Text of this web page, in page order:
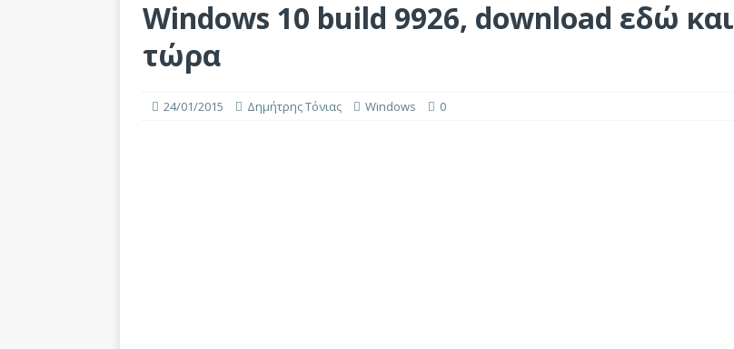
Windows 10 build 9926, download εδώ και
τώρα
24/01/2015 Δημήτρης Τόνιας Windows 0